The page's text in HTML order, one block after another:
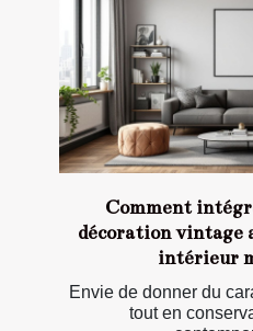
Comment
décoration vintage
intérieur
Envie de donner du
tout en